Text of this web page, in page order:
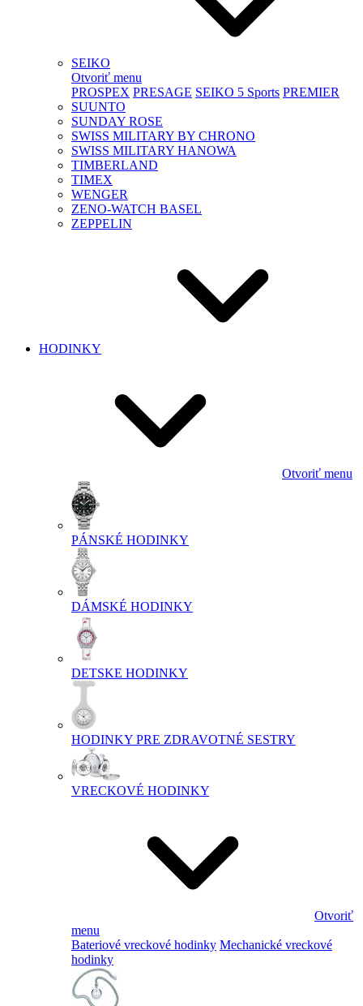
SEIKO
Otvoriť menu
PROSPEX PRESAGE SEIKO 5 Sports PREMIER
SUUNTO
SUNDAY ROSE
SWISS MILITARY BY CHRONO
SWISS MILITARY HANOWA
TIMBERLAND
TIMEX
WENGER
ZENO-WATCH BASEL
ZEPPELIN
HODINKY
Otvoriť menu
PÁNSKÉ HODINKY
DÁMSKÉ HODINKY
DETSKE HODINKY
HODINKY PRE ZDRAVOTNÉ SESTRY
VRECKOVÉ HODINKY
Otvoriť
menu
Bateriové vreckové hodinky Mechanické vreckové
hodinky